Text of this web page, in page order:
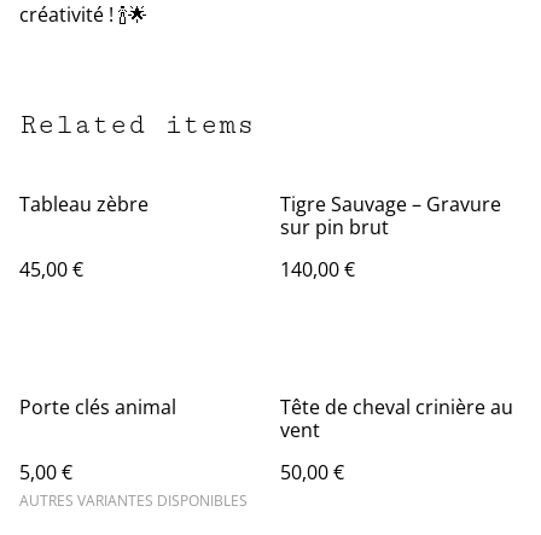
créativité ! 🍾🌟
Related items
Tableau zèbre
45,00 €
Tigre Sauvage – Gravure
sur pin brut
140,00 €
Porte clés animal
5,00 €
AUTRES VARIANTES DISPONIBLES
Tête de cheval crinière au
vent
50,00 €